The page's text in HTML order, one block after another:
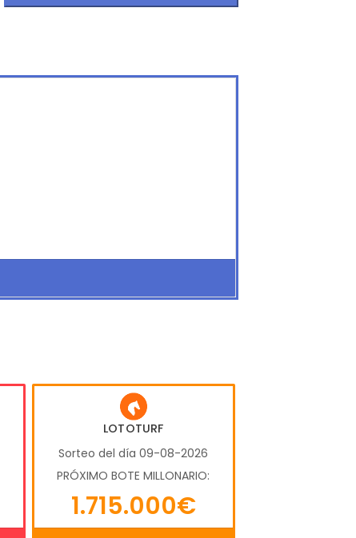
LOTOTURF
Sorteo del día 09-08-2026
PRÓXIMO BOTE MILLONARIO:
1.715.000€